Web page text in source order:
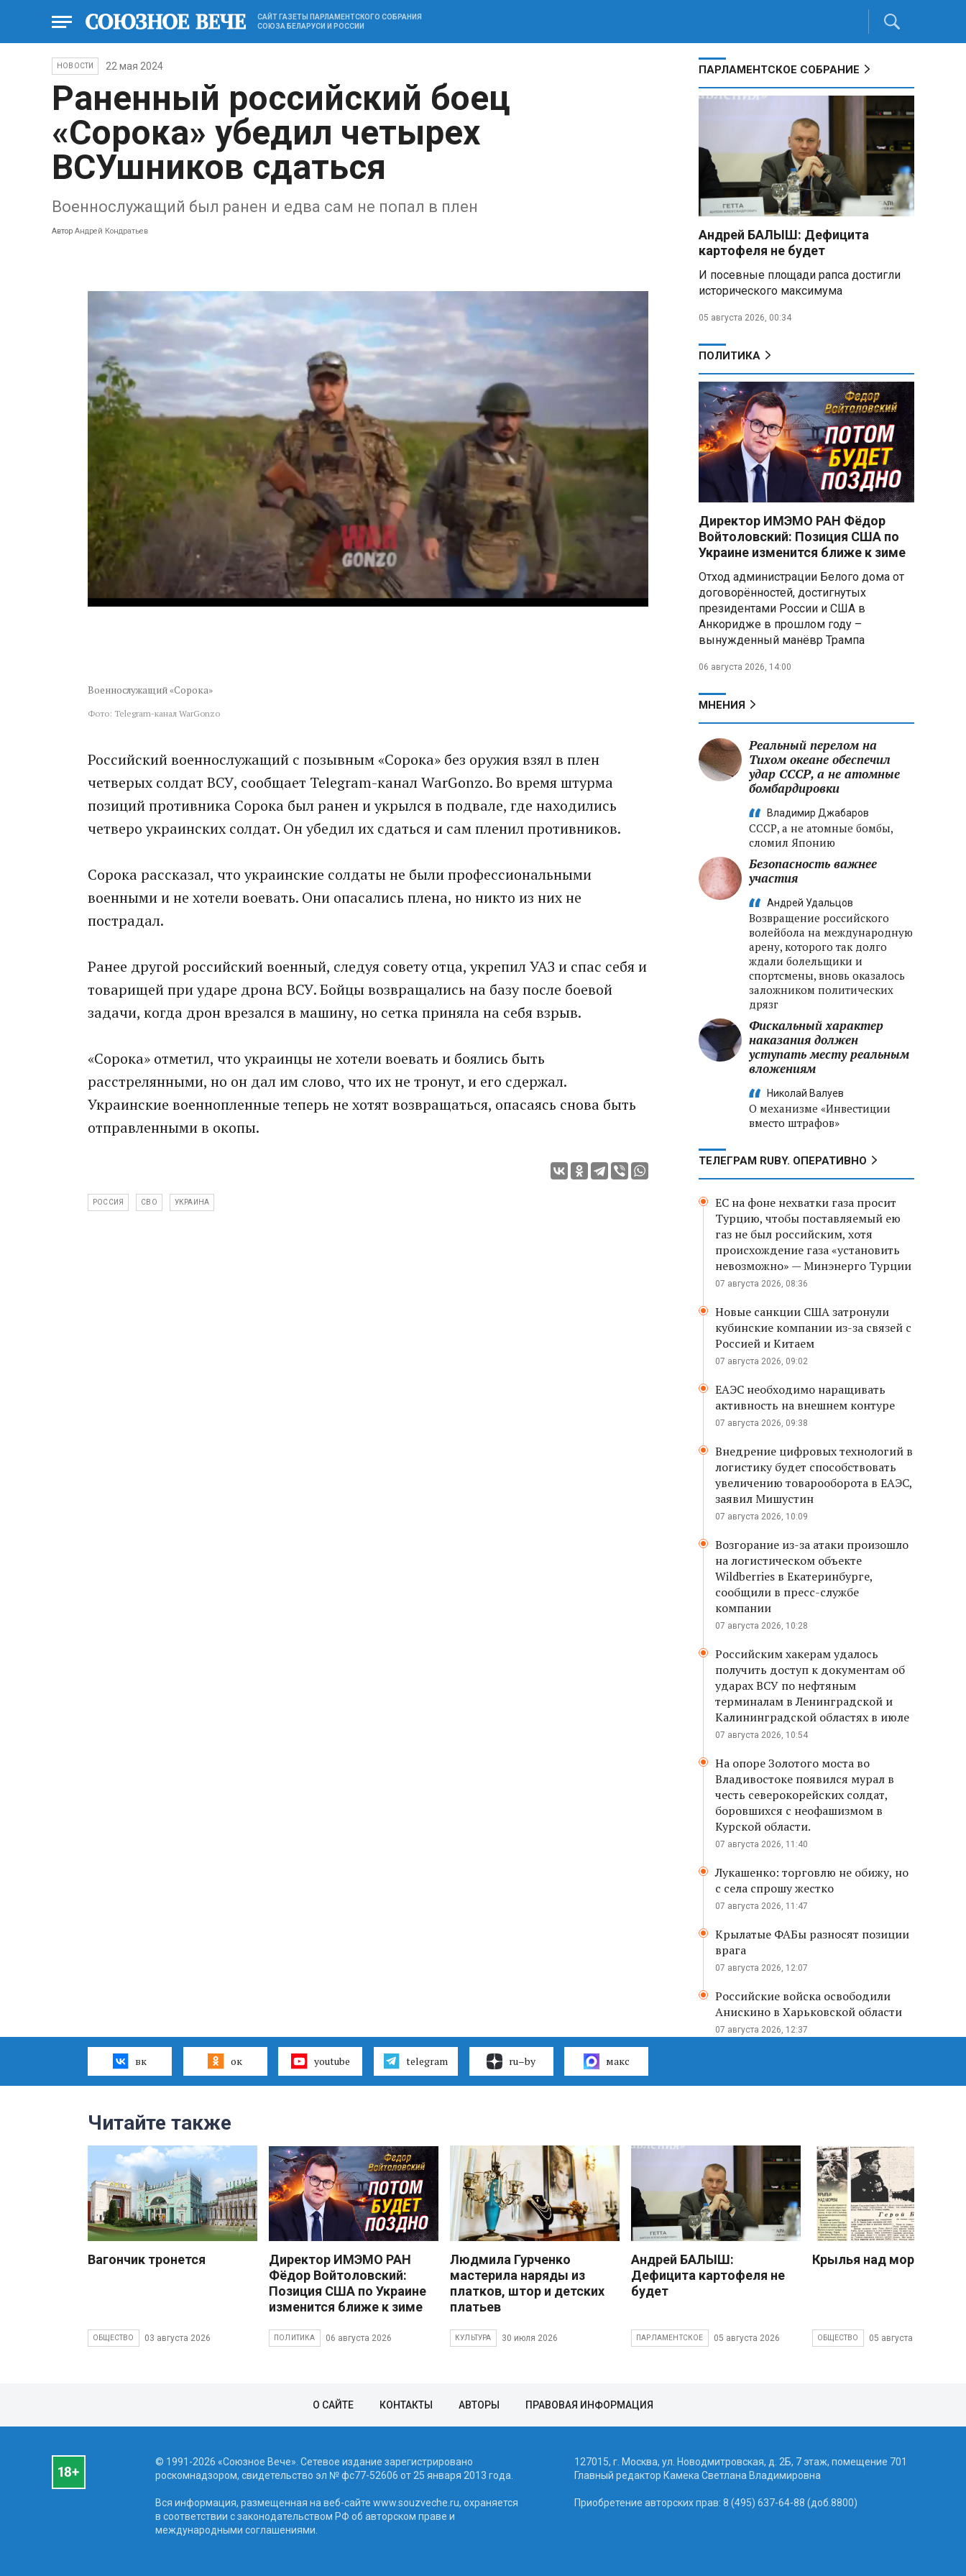
САЙТ ГАЗЕТЫ ПАРЛАМЕНТСКОГО СОБРАНИЯ
СОЮЗА БЕЛАРУСИ И РОССИИ
НОВОСТИ 22 мая 2024
Раненный российский боец
«Сорока» убедил четырех
ВСУшников сдаться
Военнослужащий был ранен и едва сам не попал в плен
Автор Андрей Кондратьев
Военнослужащий «Сорока»
Фото: Telegram-канал WarGonzo
Российский военнослужащий с позывным «Сорока» без оружия взял в плен
четверых солдат ВСУ, сообщает Telegram-канал WarGonzo. Во время штурма
позиций противника Сорока был ранен и укрылся в подвале, где находились
четверо украинских солдат. Он убедил их сдаться и сам пленил противников.
Сорока рассказал, что украинские солдаты не были профессиональными
военными и не хотели воевать. Они опасались плена, но никто из них не
пострадал.
Ранее другой российский военный, следуя совету отца, укрепил УАЗ и спас себя и
товарищей при ударе дрона ВСУ. Бойцы возвращались на базу после боевой
задачи, когда дрон врезался в машину, но сетка приняла на себя взрыв.
«Сорока» отметил, что украинцы не хотели воевать и боялись быть
расстрелянными, но он дал им слово, что их не тронут, и его сдержал.
Украинские военнопленные теперь не хотят возвращаться, опасаясь снова быть
отправленными в окопы.
РОССИЯ СВО УКРАИНА
ПАРЛАМЕНТСКОЕ СОБРАНИЕ
Андрей БАЛЫШ: Дефицита
картофеля не будет
И посевные площади рапса достигли
исторического максимума
05 августа 2026, 00:34
ПОЛИТИКА
Директор ИМЭМО РАН Фёдор
Войтоловский: Позиция США по
Украине изменится ближе к зиме
Отход администрации Белого дома от
договорённостей, достигнутых
президентами России и США в
Анкоридже в прошлом году –
вынужденный манёвр Трампа
06 августа 2026, 14:00
МНЕНИЯ
Реальный перелом на
Тихом океане обеспечил
удар СССР, а не атомные
бомбардировки
Владимир Джабаров
СССР, а не атомные бомбы,
сломил Японию
Безопасность важнее
участия
Андрей Удальцов
Возвращение российского
волейбола на международную
арену, которого так долго
ждали болельщики и
спортсмены, вновь оказалось
заложником политических
дрязг
Фискальный характер
наказания должен
уступать месту реальным
вложениям
Николай Валуев
О механизме «Инвестиции
вместо штрафов»
ТЕЛЕГРАМ RUBY. ОПЕРАТИВНО
ЕС на фоне нехватки газа просит
Турцию, чтобы поставляемый ею
газ не был российским, хотя
происхождение газа «установить
невозможно» — Минэнерго Турции
07 августа 2026, 08:36
Новые санкции США затронули
кубинские компании из-за связей с
Россией и Китаем
07 августа 2026, 09:02
ЕАЭС необходимо наращивать
активность на внешнем контуре
07 августа 2026, 09:38
Внедрение цифровых технологий в
логистику будет способствовать
увеличению товарооборота в ЕАЭС,
заявил Мишустин
07 августа 2026, 10:09
Возгорание из-за атаки произошло
на логистическом объекте
Wildberries в Екатеринбурге,
сообщили в пресс-службе
компании
07 августа 2026, 10:28
Российским хакерам удалось
получить доступ к документам об
ударах ВСУ по нефтяным
терминалам в Ленинградской и
Калининградской областях в июле
07 августа 2026, 10:54
На опоре Золотого моста во
Владивостоке появился мурал в
честь северокорейских солдат,
боровшихся с неофашизмом в
Курской области.
07 августа 2026, 11:40
Лукашенко: торговлю не обижу, но
с села спрошу жестко
07 августа 2026, 11:47
Крылатые ФАБы разносят позиции
врага
07 августа 2026, 12:07
Российские войска освободили
Анискино в Харьковской области
07 августа 2026, 12:37
вк ок youtube telegram ru–by макс
Читайте также
Вагончик тронется
ОБЩЕСТВО 03 августа 2026
Директор ИМЭМО РАН
Фёдор Войтоловский:
Позиция США по Украине
изменится ближе к зиме
ПОЛИТИКА 06 августа 2026
Людмила Гурченко
мастерила наряды из
платков, штор и детских
платьев
КУЛЬТУРА 30 июля 2026
Андрей БАЛЫШ:
Дефицита картофеля не
будет
ПАРЛАМЕНТСКОЕ 05 августа 2026
Крылья над морем
ОБЩЕСТВО 05 августа 2026
О САЙТЕ КОНТАКТЫ АВТОРЫ ПРАВОВАЯ ИНФОРМАЦИЯ
© 1991-2026 «Союзное Вече». Сетевое издание зарегистрировано
роскомнадзором, свидетельство эл № фc77-52606 от 25 января 2013 года.
Вся информация, размещенная на веб-сайте www.souzveche.ru, охраняется
в соответствии с законодательством РФ об авторском праве и
международными соглашениями.
127015, г. Москва, ул. Новодмитровская, д. 2Б, 7 этаж, помещение 701
Главный редактор Камека Светлана Владимировна
Приобретение авторских прав: 8 (495) 637-64-88 (доб.8800)